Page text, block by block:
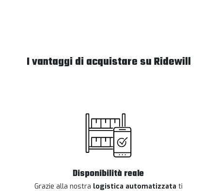
I vantaggi di acquistare su Ridewill
Disponibilità reale
Grazie alla nostra logistica automatizzata ti